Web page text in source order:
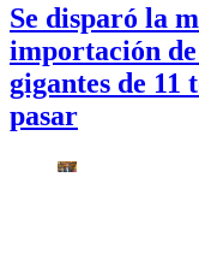
Se disparó la
importación
gigantes de 11
pasar